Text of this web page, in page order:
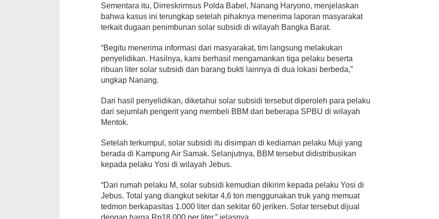
Sementara itu, Dirreskrimsus Polda Babel, Nanang Haryono, menjelaskan
bahwa kasus ini terungkap setelah pihaknya menerima laporan masyarakat
terkait dugaan penimbunan solar subsidi di wilayah Bangka Barat.
“Begitu menerima informasi dari masyarakat, tim langsung melakukan
penyelidikan. Hasilnya, kami berhasil mengamankan tiga pelaku beserta
ribuan liter solar subsidi dan barang bukti lainnya di dua lokasi berbeda,”
ungkap Nanang.
Dari hasil penyelidikan, diketahui solar subsidi tersebut diperoleh para pelaku
dari sejumlah pengerit yang membeli BBM dari beberapa SPBU di wilayah
Mentok.
Setelah terkumpul, solar subsidi itu disimpan di kediaman pelaku Muji yang
berada di Kampung Air Samak. Selanjutnya, BBM tersebut didistribusikan
kepada pelaku Yosi di wilayah Jebus.
“Dari rumah pelaku M, solar subsidi kemudian dikirim kepada pelaku Yosi di
Jebus. Total yang diangkut sekitar 4,6 ton menggunakan truk yang memuat
tedmon berkapasitas 1.000 liter dan sekitar 60 jeriken. Solar tersebut dijual